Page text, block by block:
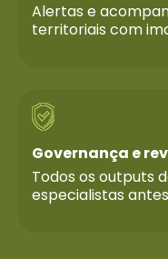
Alertas e
territoriais com
Governança e
Todos os outputs
especialistas